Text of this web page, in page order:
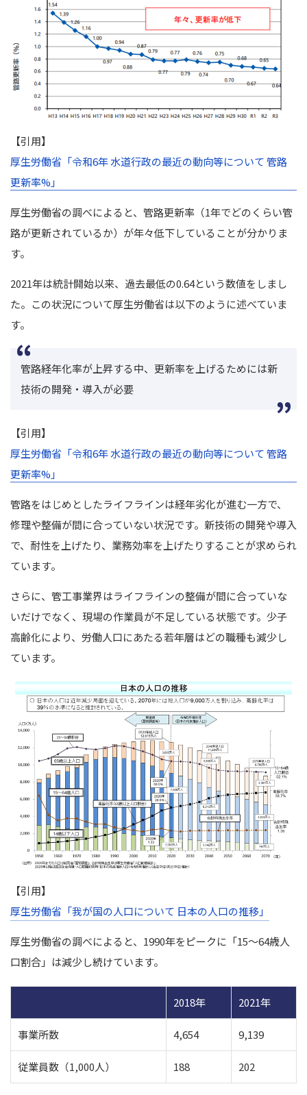
【引用】
厚生労働省「令和6年 水道行政の最近の動向等について 管路
更新率%」
厚生労働省の調べによると、管路更新率（1年でどのくらい管
路が更新されているか）が年々低下していることが分かりま
す。
2021年は統計開始以来、過去最低の0.64という数値をしまし
た。この状況について厚生労働省は以下のように述べていま
す。
管路経年化率が上昇する中、更新率を上げるためには新
技術の開発・導入が必要
【引用】
厚生労働省「令和6年 水道行政の最近の動向等について 管路
更新率%」
管路をはじめとしたライフラインは経年劣化が進む一方で、
修理や整備が間に合っていない状況です。 新技術の開発や導入
で、耐性を上げたり、業務効率を上げたりすることが求められ
ています。
さらに、管工事業界はライフラインの整備が間に合っていな
いだけでなく、現場の作業員が不足している状態です。 少子
高齢化により、労働人口にあたる若年層はどの職種も減少し
ています。
【引用】
厚生労働省「我が国の人口について 日本の人口の推移」
厚生労働省の調べによると、1990年をピークに「15～64歳人
口割合」は減少し続けています。
2018年 2021年
事業所数 4,654 9,139
従業員数（1,000人） 188 202